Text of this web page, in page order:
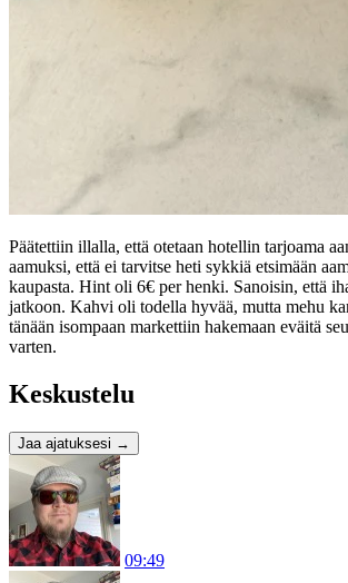
Päätettiin illalla, että otetaan hotellin tarjoama
aamuksi, että ei tarvitse heti sykkiä etsimään
kaupasta. Hint oli 6€ per henki. Sanoisin, että
jatkoon. Kahvi oli todella hyvää, mutta mehu
tänään isompaan markettiin hakemaan eväitä
varten.
Keskustelu
Jaa ajatuksesi →
09:49